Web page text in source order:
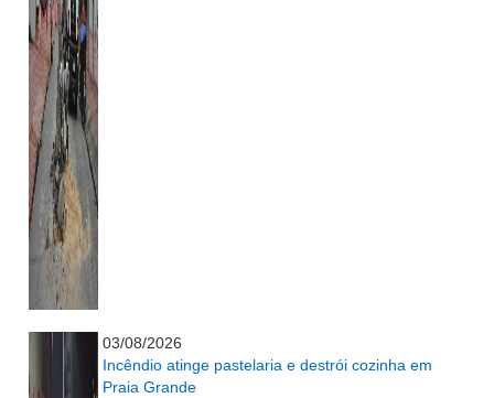
03/08/2026
Incêndio atinge pastelaria e destrói cozinha em
Praia Grande